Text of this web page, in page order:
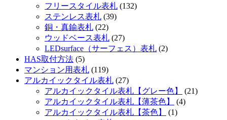
フリースタイル表札 (132)
ステンレス表札 (39)
銅・真鍮表札 (22)
ウッドベース表札 (27)
LEDsurface（サーフェス）表札 (2)
HAS取付方法 (5)
マンション用表札 (119)
アルカイックタイル表札 (27)
アルカイックタイル表札【グレー色】
(21)
アルカイックタイル表札【薄茶色】
(4)
アルカイックタイル表札【茶色】
(1)